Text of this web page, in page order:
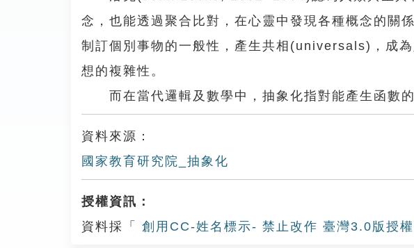
念，也能透過聚合比對，在心靈中發現各種概念的關
制訂個別事物的一般性，產生共相(universals)，成
想的複雜性。
而在當代邏輯及數學中，抽象化指對能產生函數的
資料來源：
國家教育研究院_抽象化
授權資訊：
資料採「
創用CC-姓名標示- 禁止改作 臺灣3.0版授